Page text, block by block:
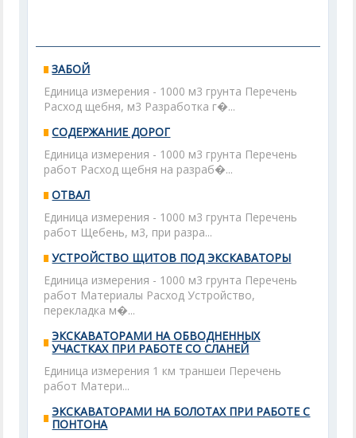
ЗАБОЙ
Единица измерения - 1000 м3 грунта Перечень
Расход щебня, м3 Разработка г�...
СОДЕРЖАНИЕ ДОРОГ
Единица измерения - 1000 м3 грунта Перечень
работ Расход щебня на разраб�...
ОТВАЛ
Единица измерения - 1000 м3 грунта Перечень
работ Щебень, м3, при разра...
УСТРОЙСТВО ЩИТОВ ПОД ЭКСКАВАТОРЫ
Единица измерения - 1000 м3 грунта Перечень
работ Материалы Расход Устройство,
перекладка м�...
ЭКСКАВАТОРАМИ НА ОБВОДНЕННЫХ
УЧАСТКАХ ПРИ РАБОТЕ СО СЛАНЕЙ
Единица измерения 1 км траншеи Перечень
работ Матери...
ЭКСКАВАТОРАМИ НА БОЛОТАХ ПРИ РАБОТЕ С
ПОНТОНА